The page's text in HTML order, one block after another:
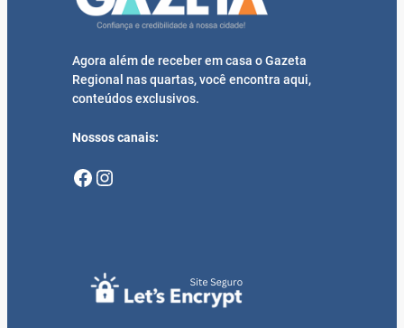
Agora além de receber em casa o Gazeta
Regional nas quartas, você encontra aqui,
conteúdos exclusivos.
Nossos canais:
Facebook Instagram